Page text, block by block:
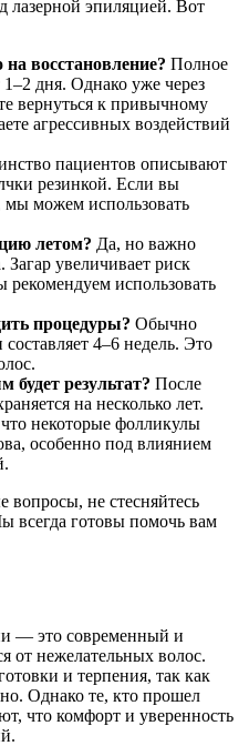
лазерной эпиляцией. Вот
восстановление? Полное
1–2 дня. Однако уже через
вернуться к привычному
агрессивных воздействий
пациентов описывают
резинкой. Если вы
мы можем использовать
летом? Да, но важно
увеличивает риск
использовать
процедуры? Обычно
4–6 недель. Это
будет результат? После
на несколько лет.
некоторые фолликулы
особенно под влиянием
вопросы, не стесняйтесь
всегда готовы помочь вам
— это современный и
от нежелательных волос.
и терпения, так как
Однако те, кто прошел
что комфорт и уверенность